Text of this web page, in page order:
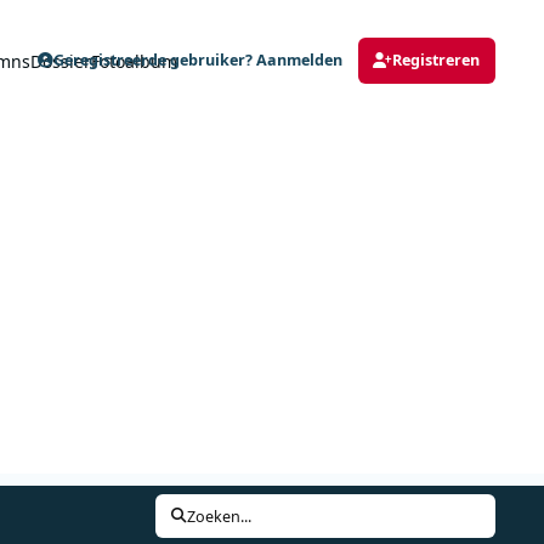
DossierFotoalbum
Geregistreerde gebruiker? Aanmelden Registreren
Zoeken...